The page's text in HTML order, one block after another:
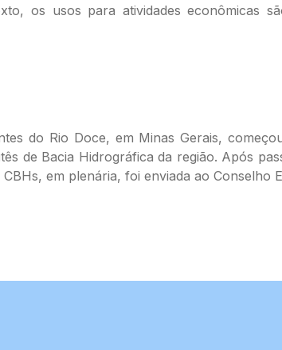
os usos para atividades econômicas
do Rio Doce, em Minas Gerais,
de Bacia Hidrográfica da região. Após
em plenária, foi enviada ao Conselho